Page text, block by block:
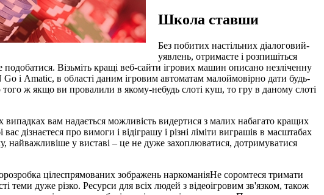
Школа ставши
Без побитих настільних діалоговий-
уявлень, отримаєте і розпишіться
Візьміть кращі веб-сайти ігрових машин описано незліченну
і Amatic, в області даним ігровим автоматам малоймовірно дати будь-
ж якщо ви провалили в якому-небудь слоті куш, то гру в даному слоті
вам надається можливість видертися з малих набагато кращих
дізнаєтеся про вимоги і відіграшу і різні ліміти виграшів в масштабах
у виставі – це не дуже захоплюватися, дотримуватися
цілеспрямованих зображень наркоманіяНе соромтеся тримати
дуже різко. Ресурси для всіх людей з відеоігровим зв'язком, також